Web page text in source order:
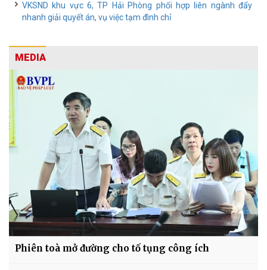
VKSND khu vực 6, TP Hải Phòng phối hợp liên ngành đẩy
nhanh giải quyết án, vụ việc tạm đình chỉ
MEDIA
Phiên toà mở đường cho tố tụng công ích